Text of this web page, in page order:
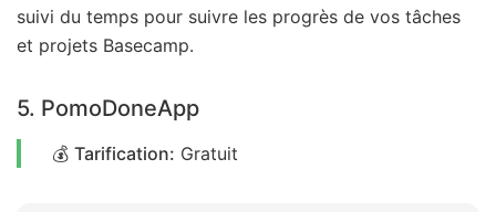
suivi du temps pour suivre les progrès de vos tâches
et projets Basecamp.
5. PomoDoneApp
💰 Tarification: Gratuit